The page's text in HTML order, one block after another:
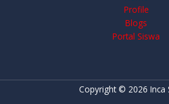
Profile
Blogs
Portal Siswa
Copyright © 2026 Inca